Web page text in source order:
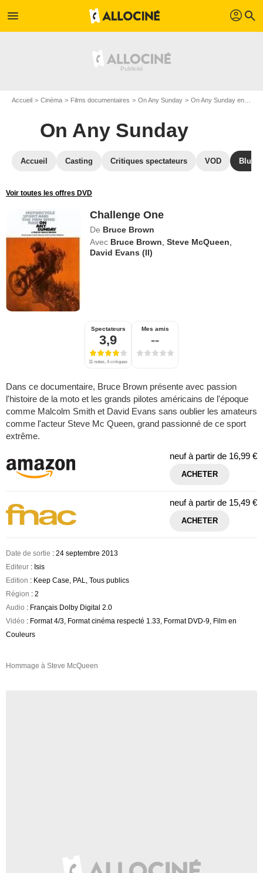
menu profil search
Accueil Cinéma Films documentaires On Any Sunday On Any Sunday en DVD
On Any Sunday
Accueil Casting Critiques spectateurs VOD Blu-
Voir toutes les offres DVD
Challenge One
De Bruce Brown
Avec Bruce Brown ,Steve McQueen
David Evans (II)
Spectateurs
3,9
11 notes, 4 critiques
Mes amis
--
Dans ce documentaire, Bruce Brown présente avec passion
l'histoire de la moto et les grands pilotes américains de l'époque
comme Malcolm Smith et David Evans sans oublier les amateurs
comme l'acteur Steve Mc Queen, grand passionné de ce sport
extrême.
neuf à partir de 16,99 €
ACHETER
neuf à partir de 15,49 €
ACHETER
Date de sortie : 24 septembre 2013
Editeur : Isis
Edition : Keep Case, PAL, Tous publics
Région : 2
Audio : Français Dolby Digital 2.0
Vidéo : Format 4/3, Format cinéma respecté 1.33, Format DVD-9, Film en
Couleurs
Hommage à Steve McQueen